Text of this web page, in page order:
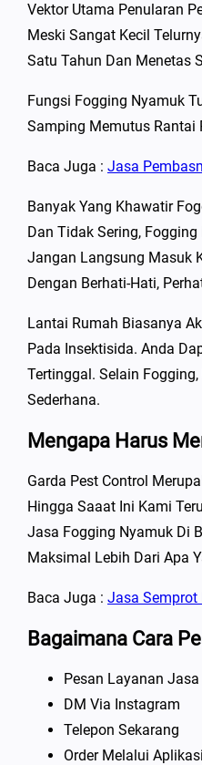
Vektor Utama Penularan
Meski Sangat Kecil
Satu Tahun Dan Menetas
Fungsi Fogging Nyamuk
Samping Memutus Rantai
Baca Juga : Jasa
Banyak Yang Khawatir
Dan Tidak Sering,
Jangan Langsung Masuk
Dengan Berhati-Hati,
Lantai Rumah Biasanya
Pada Insektisida. Anda
Tertinggal. Selain
Sederhana.
Mengapa Harus
Garda Pest Control
Hingga Saaat Ini Kami
Jasa Fogging Nyamuk Di
Maksimal Lebih Dari Apa
Baca Juga : Jasa Semprot
Bagaimana Cara
Pesan Layanan
DM Via Instagram
Telepon Sekarang
Order Melalui